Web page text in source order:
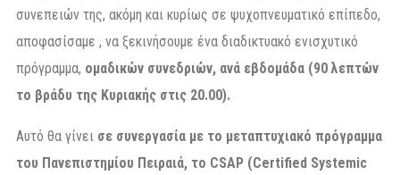
συνεπειών της, ακόμη και κυρίως σε ψυχοπνευματικό επίπεδο,
αποφασίσαμε , να ξεκινήσουμε ένα διαδικτυακό ενισχυτικό
πρόγραμμα, ομαδικών συνεδριών, ανά εβδομάδα (90 λεπτών
το βράδυ της Κυριακής στις 20.00).
Αυτό θα γίνει σε συνεργασία με το μεταπτυχιακό πρόγραμμα
του Πανεπιστημίου Πειραιά, το CSAP (Certified Systemic